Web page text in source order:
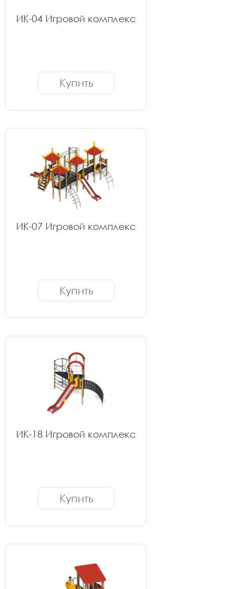
ИК-04 Игровой комплекс
Купить
ИК-07 Игровой комплекс
Купить
ИК-18 Игровой комплекс
Купить